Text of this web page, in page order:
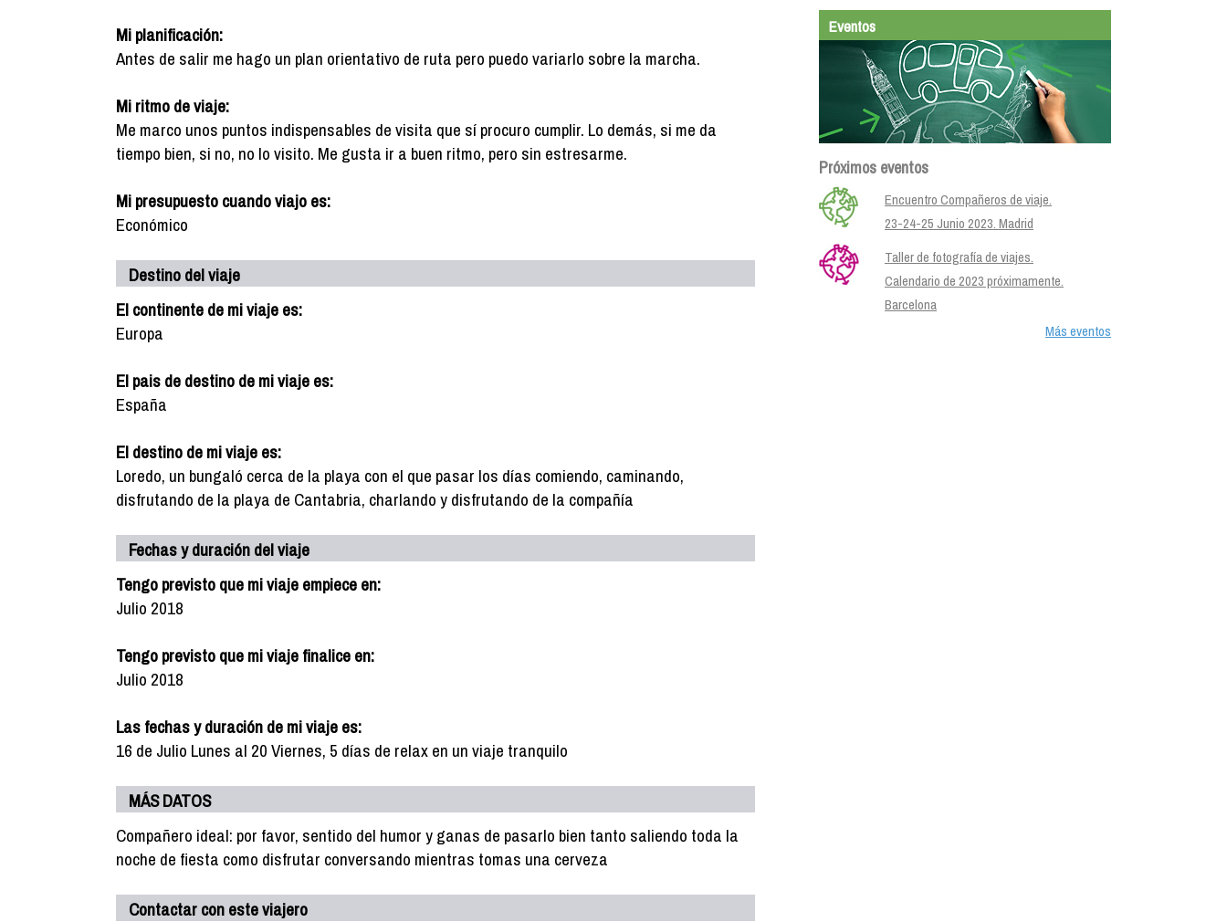
Mi planificación:
Antes de salir me hago un plan orientativo de ruta pero puedo variarlo sobre la marcha.
Mi ritmo de viaje:
Me marco unos puntos indispensables de visita que sí procuro cumplir. Lo demás, si me da
tiempo bien, si no, no lo visito. Me gusta ir a buen ritmo, pero sin estresarme.
Mi presupuesto cuando viajo es:
Económico
Destino del viaje
El continente de mi viaje es:
Europa
El pais de destino de mi viaje es:
España
El destino de mi viaje es:
Loredo, un bungaló cerca de la playa con el que pasar los días comiendo, caminando,
disfrutando de la playa de Cantabria, charlando y disfrutando de la compañía
Fechas y duración del viaje
Tengo previsto que mi viaje empiece en:
Julio 2018
Tengo previsto que mi viaje finalice en:
Julio 2018
Las fechas y duración de mi viaje es:
16 de Julio Lunes al 20 Viernes, 5 días de relax en un viaje tranquilo
MÁS DATOS
Compañero ideal: por favor, sentido del humor y ganas de pasarlo bien tanto saliendo toda la
noche de fiesta como disfrutar conversando mientras tomas una cerveza
Contactar con este viajero
Eventos
Próximos eventos
Encuentro Compañeros de viaje.
23-24-25 Junio 2023. Madrid
Taller de fotografía de viajes.
Calendario de 2023 próximamente.
Barcelona
Más eventos